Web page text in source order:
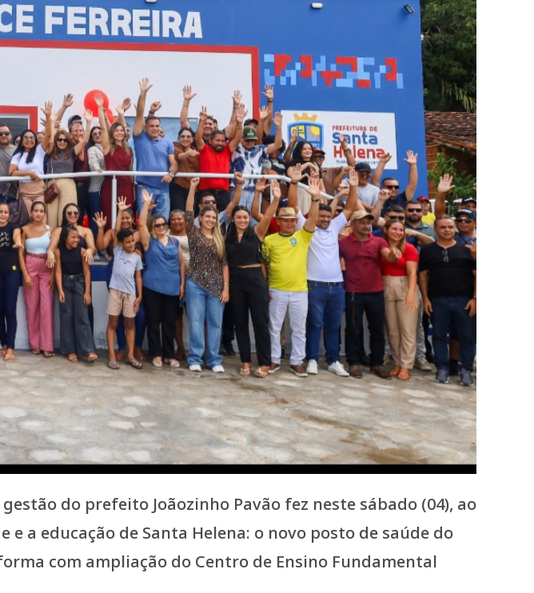
do prefeito Joãozinho Pavão fez neste sábado (04), ao
a educação de Santa Helena: o novo posto de saúde do
com ampliação do Centro de Ensino Fundamental